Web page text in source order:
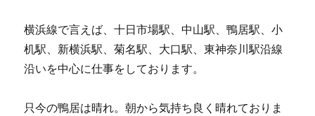
横浜線で言えば、十日市場駅、中山駅、鴨居駅、小
机駅、新横浜駅、菊名駅、大口駅、東神奈川駅沿線
沿いを中心に仕事をしております。
只今の鴨居は晴れ。朝から気持ち良く晴れておりま